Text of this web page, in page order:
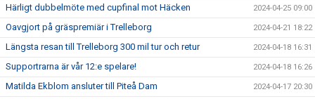
Härligt dubbelmöte med cupfinal mot Häcken 2024-04-25 09:00
Oavgjort på gräspremiär i Trelleborg 2024-04-21 18:22
Längsta resan till Trelleborg 300 mil tur och retur 2024-04-18 16:31
Supportrarna är vår 12:e spelare! 2024-04-18 16:26
Matilda Ekblom ansluter till Piteå Dam 2024-04-17 20:30